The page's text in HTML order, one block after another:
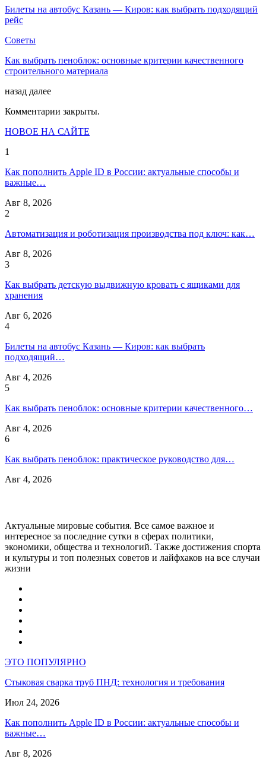
Билеты на автобус Казань — Киров: как выбрать подходящий
рейс
Советы
Как выбрать пеноблок: основные критерии качественного
строительного материала
назад далее
Комментарии закрыты.
НОВОЕ НА САЙТЕ
1
Как пополнить Apple ID в России: актуальные способы и
важные…
Авг 8, 2026
2
Автоматизация и роботизация производства под ключ: как…
Авг 8, 2026
3
Как выбрать детскую выдвижную кровать с ящиками для
хранения
Авг 6, 2026
4
Билеты на автобус Казань — Киров: как выбрать
подходящий…
Авг 4, 2026
5
Как выбрать пеноблок: основные критерии качественного…
Авг 4, 2026
6
Как выбрать пеноблок: практическое руководство для…
Авг 4, 2026
Актуальные мировые события. Все самое важное и
интересное за последние сутки в сферах политики,
экономики, общества и технологий. Также достижения спорта
и культуры и топ полезных советов и лайфхаков на все случаи
жизни
ЭТО ПОПУЛЯРНО
Стыковая сварка труб ПНД: технология и требования
Июл 24, 2026
Как пополнить Apple ID в России: актуальные способы и
важные…
Авг 8, 2026